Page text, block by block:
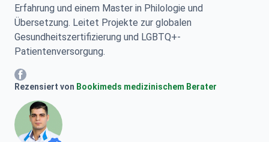
Erfahrung und einem Master in Philologie und
Übersetzung. Leitet Projekte zur globalen
Gesundheitszertifizierung und LGBTQ+-
Patientenversorgung.
Mariia Mytrofankina Facebook
Rezensiert von Bookimeds medizinischem Berater